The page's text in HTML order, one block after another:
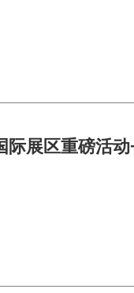
际展区重磅活